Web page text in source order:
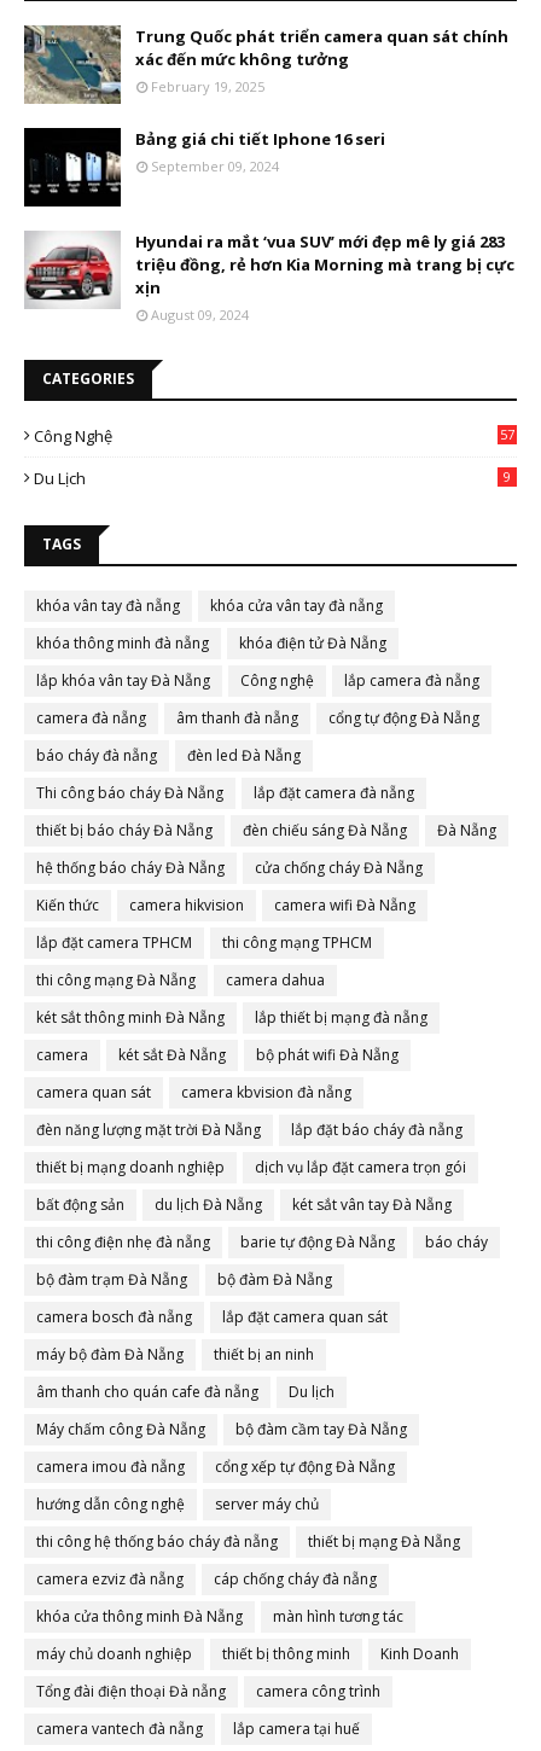
Trung Quốc phát triển camera quan sát chính
xác đến mức không tưởng
February 19, 2025
Bảng giá chi tiết Iphone 16 seri
September 09, 2024
Hyundai ra mắt ‘vua SUV’ mới đẹp mê ly giá 283
triệu đồng, rẻ hơn Kia Morning mà trang bị cực
xịn
August 09, 2024
CATEGORIES
Công Nghệ 57
Du Lịch 9
TAGS
khóa vân tay đà nẵng
khóa cửa vân tay đà nẵng
khóa thông minh đà nẵng
khóa điện tử Đà Nẵng
lắp khóa vân tay Đà Nẵng
Công nghệ
lắp camera đà nẵng
camera đà nẵng
âm thanh đà nẵng
cổng tự động Đà Nẵng
báo cháy đà nẵng
đèn led Đà Nẵng
Thi công báo cháy Đà Nẵng
lắp đặt camera đà nẵng
thiết bị báo cháy Đà Nẵng
đèn chiếu sáng Đà Nẵng
Đà Nẵng
hệ thống báo cháy Đà Nẵng
cửa chống cháy Đà Nẵng
Kiến thức
camera hikvision
camera wifi Đà Nẵng
lắp đặt camera TPHCM
thi công mạng TPHCM
thi công mạng Đà Nẵng
camera dahua
két sắt thông minh Đà Nẵng
lắp thiết bị mạng đà nẵng
camera
két sắt Đà Nẵng
bộ phát wifi Đà Nẵng
camera quan sát
camera kbvision đà nẵng
đèn năng lượng mặt trời Đà Nẵng
lắp đặt báo cháy đà nẵng
thiết bị mạng doanh nghiệp
dịch vụ lắp đặt camera trọn gói
bất động sản
du lịch Đà Nẵng
két sắt vân tay Đà Nẵng
thi công điện nhẹ đà nẵng
barie tự động Đà Nẵng
báo cháy
bộ đàm trạm Đà Nẵng
bộ đàm Đà Nẵng
camera bosch đà nẵng
lắp đặt camera quan sát
máy bộ đàm Đà Nẵng
thiết bị an ninh
âm thanh cho quán cafe đà nẵng
Du lịch
Máy chấm công Đà Nẵng
bộ đàm cầm tay Đà Nẵng
camera imou đà nẵng
cổng xếp tự động Đà Nẵng
hướng dẫn công nghệ
server máy chủ
thi công hệ thống báo cháy đà nẵng
thiết bị mạng Đà Nẵng
camera ezviz đà nẵng
cáp chống cháy đà nẵng
khóa cửa thông minh Đà Nẵng
màn hình tương tác
máy chủ doanh nghiệp
thiết bị thông minh
Kinh Doanh
Tổng đài điện thoại Đà nẵng
camera công trình
camera vantech đà nẵng
lắp camera tại huế